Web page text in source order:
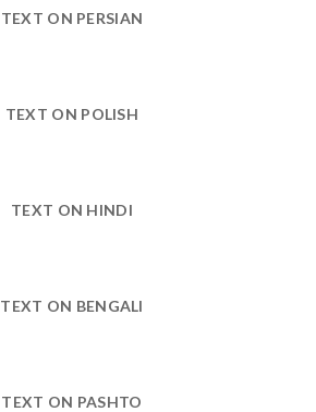
TEXT ON PERSIAN
TEXT ON POLISH
TEXT ON HINDI
TEXT ON BENGALI
TEXT ON PASHTO